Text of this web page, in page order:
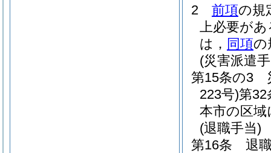
2
前項の規
上必要が
は， 同項の
(災害派遣
第15条の3
223号)第32
本市の区
(退職手当)
第16条
退